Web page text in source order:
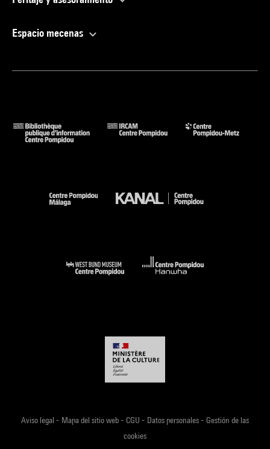
Espacio mecenas
Aviso legal - Mapa del sitio web- CGU - Datos personales- Gestión de las
cookies